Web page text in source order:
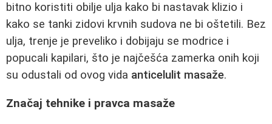
bitno koristiti obilje ulja kako bi nastavak klizio i
kako se tanki zidovi krvnih sudova ne bi oštetili. Bez
ulja, trenje je preveliko i dobijaju se modrice i
popucali kapilari, što je najčešća zamerka onih koji
su odustali od ovog vida anticelulit masaže.
Značaj tehnike i pravca masaže